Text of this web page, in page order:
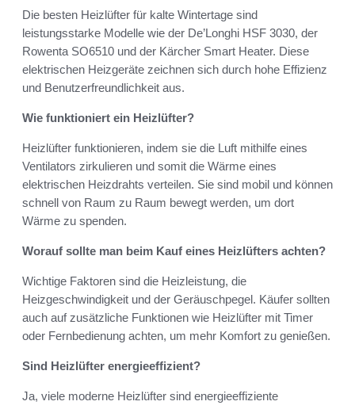
Die besten Heizlüfter für kalte Wintertage sind
leistungsstarke Modelle wie der De’Longhi HSF 3030, der
Rowenta SO6510 und der Kärcher Smart Heater. Diese
elektrischen Heizgeräte zeichnen sich durch hohe Effizienz
und Benutzerfreundlichkeit aus.
Wie funktioniert ein Heizlüfter?
Heizlüfter funktionieren, indem sie die Luft mithilfe eines
Ventilators zirkulieren und somit die Wärme eines
elektrischen Heizdrahts verteilen. Sie sind mobil und können
schnell von Raum zu Raum bewegt werden, um dort
Wärme zu spenden.
Worauf sollte man beim Kauf eines Heizlüfters achten?
Wichtige Faktoren sind die Heizleistung, die
Heizgeschwindigkeit und der Geräuschpegel. Käufer sollten
auch auf zusätzliche Funktionen wie Heizlüfter mit Timer
oder Fernbedienung achten, um mehr Komfort zu genießen.
Sind Heizlüfter energieeffizient?
Ja, viele moderne Heizlüfter sind energieeffiziente